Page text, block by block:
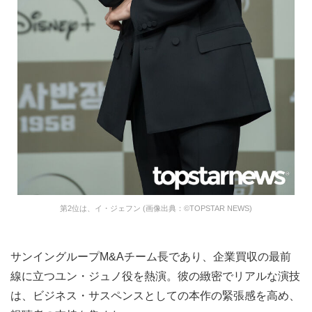
第2位は、イ・ジェフン (画像出典：©TOPSTAR NEWS)
サンイングループM&Aチーム長であり、企業買収の最前
線に立つユン・ジュノ役を熱演。彼の緻密でリアルな演技
は、ビジネス・サスペンスとしての本作の緊張感を高め、